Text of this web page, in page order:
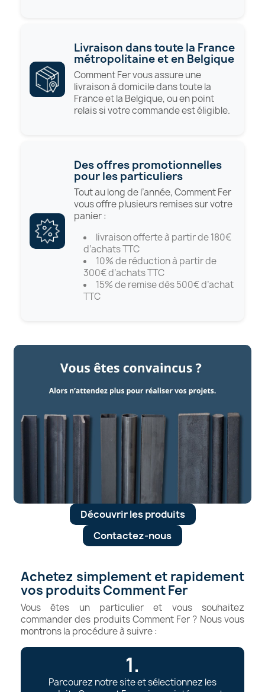
Livraison dans toute la France
métropolitaine et en Belgique
Comment Fer vous assure une
livraison à domicile dans toute la
France et la Belgique, ou en point
relais si votre commande est éligible.
Des offres promotionnelles
pour les particuliers
Tout au long de l’année, Comment Fer
vous offre plusieurs remises sur votre
panier :
livraison offerte à partir de 180€
d’achats TTC
10% de réduction à partir de
300€ d’achats TTC
15% de remise dès 500€ d’achat
TTC
Découvrir les produits
Contactez-nous
Achetez simplement et rapidement
vos produits Comment Fer
Vous êtes un particulier et vous souhaitez
commander des produits Comment Fer ? Nous vous
montrons la procédure à suivre :
1.
Parcourez notre site et sélectionnez les